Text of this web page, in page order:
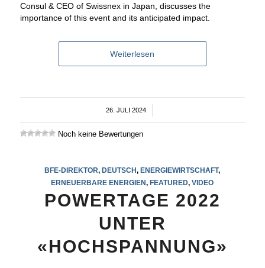
Consul & CEO of Swissnex in Japan, discusses the
importance of this event and its anticipated impact.
Weiterlesen
26. JULI 2024
Noch keine Bewertungen
BFE-DIREKTOR,DEUTSCH,ENERGIEWIRTSCHAFT,
ERNEUERBARE ENERGIEN,FEATURED,VIDEO
POWERTAGE 2022
UNTER
«HOCHSPANNUNG»